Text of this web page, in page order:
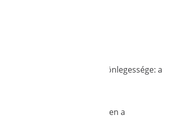
sok mást. A termék különlegessége: a
motornak köszönhetően a